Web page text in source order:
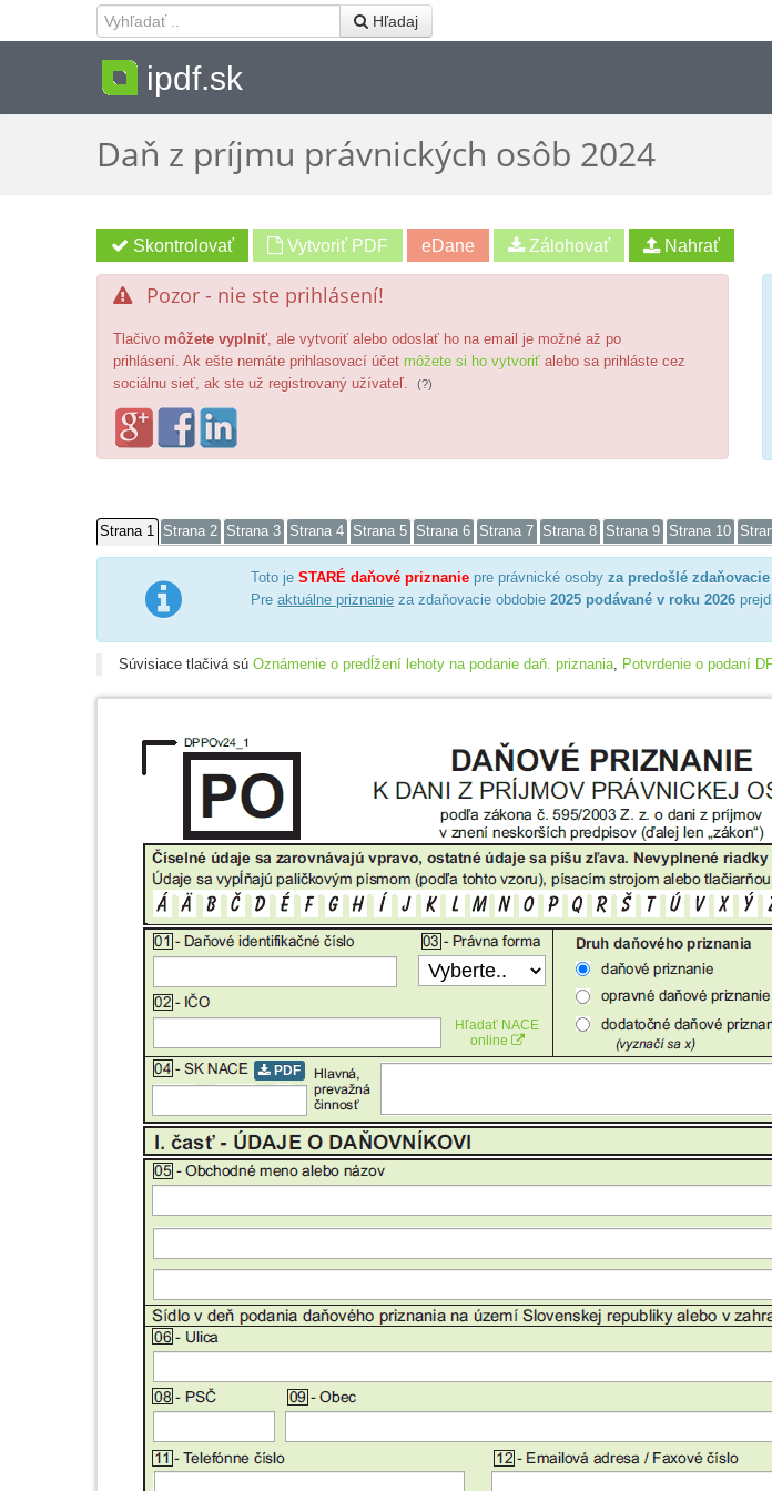
 Hľadaj
ipdf.sk
Daň z príjmu právnických osôb 2024
Vytvoriť PDF
 Pozor - nie ste prihlásení!
Tlačivo môžete vyplniť, ale vytvoriť alebo odoslať ho na email je možné až po
prihlásení. Ak ešte nemáte prihlasovací účet môžete si ho vytvoriť alebo sa prihláste cez
sociálnu sieť, ak ste už registrovaný užívateľ.
(?)
Strana 1 Strana 2 Strana 3 Strana 4 Strana 5 Strana 6 Strana 7 Strana 8 Strana 9 Strana 10

Toto jeSTARÉ daňové priznanie pre právnické osobyza predošlé
Preaktuálne priznanie za zdaňovacie obdobie2025 podávané v roku 2026
Súvisiace tlačivá sú Oznámenie o predĺžení lehoty na podanie daň. priznania, Potvrdenie o podaní
PDF
Hľadať NACE
online